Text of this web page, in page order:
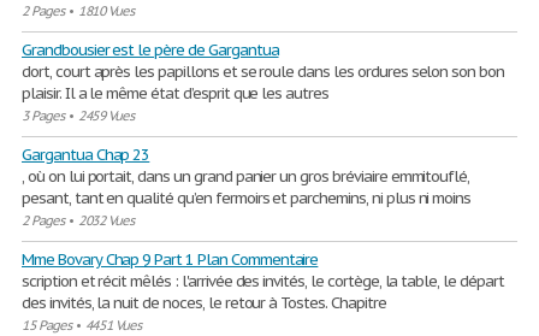
2 Pages• 1810 Vues
Grandbousier est le père de Gargantua
dort, court après les papillons et se roule dans les ordures selon son bon
plaisir. Il a le même état d’esprit que les autres
3 Pages• 2459 Vues
Gargantua Chap 23
, où on lui portait, dans un grand panier un gros bréviaire emmitouflé,
pesant, tant en qualité qu’en fermoirs et parchemins, ni plus ni moins
2 Pages• 2032 Vues
Mme Bovary Chap 9 Part 1 Plan Commentaire
scription et récit mêlés : l'arrivée des invités, le cortège, la table, le départ
des invités, la nuit de noces, le retour à Tostes. Chapitre
15 Pages• 4451 Vues